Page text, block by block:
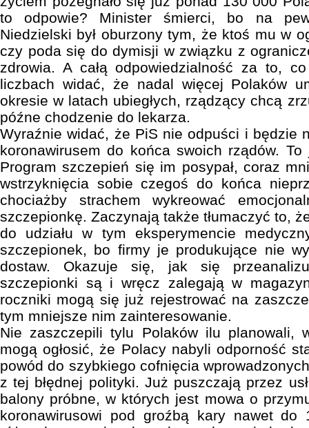
to odpowie? Minister śmierci, bo na
Niedzielski był oburzony tym, że ktoś mu w
czy poda się do dymisji w związku z
zdrowia. A całą odpowiedzialność za to,
liczbach widać, że nadal więcej Polaków
okresie w latach ubiegłych, rządzący chcą
późne chodzenie do lekarza.
Wyraźnie widać, że PiS nie odpuści i będzie
koronawirusem do końca swoich rządów. To
Program szczepień się im posypał, coraz
wstrzyknięcia sobie czegoś do końca
chociażby strachem wykreować
szczepionkę. Zaczynają także tłumaczyć to,
do udziału w tym eksperymencie
szczepionek, bo firmy je produkujące nie
dostaw. Okazuje się, jak się
szczepionki są i wręcz zalegają w
roczniki mogą się już rejestrować na
tym mniejsze nim zainteresowanie.
Nie zaszczepili tylu Polaków ilu planowali,
mogą ogłosić, że Polacy nabyli odporność
powód do szybkiego cofnięcia
z tej błędnej polityki. Już puszczają przez
balony próbne, w których jest mowa o
koronawirusowi pod groźbą kary nawet do